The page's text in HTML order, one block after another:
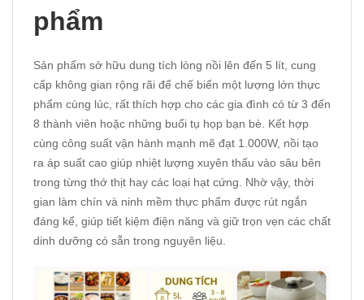
phẩm
Sản phẩm sở hữu dung tích lòng nồi lên đến 5 lít, cung
cấp không gian rộng rãi để chế biến một lượng lớn thực
phẩm cùng lúc, rất thích hợp cho các gia đình có từ 3 đến
8 thành viên hoặc những buổi tụ họp bạn bè. Kết hợp
cùng công suất vận hành mạnh mẽ đạt 1.000W, nồi tạo
ra áp suất cao giúp nhiệt lượng xuyên thấu vào sâu bên
trong từng thớ thịt hay các loại hạt cứng. Nhờ vậy, thời
gian làm chín và ninh mềm thực phẩm được rút ngắn
đáng kể, giúp tiết kiệm điện năng và giữ trọn vẹn các chất
dinh dưỡng có sẵn trong nguyên liệu.